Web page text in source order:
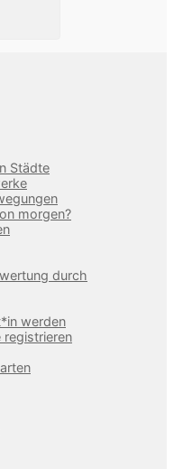
Städte
morgen?
durch
werden
registrieren